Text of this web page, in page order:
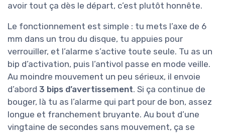
avoir tout ça dès le départ, c’est plutôt honnête.
Le fonctionnement est simple : tu mets l’axe de 6
mm dans un trou du disque, tu appuies pour
verrouiller, et l’alarme s’active toute seule. Tu as un
bip d’activation, puis l’antivol passe en mode veille.
Au moindre mouvement un peu sérieux, il envoie
d’abord 3 bips d’avertissement. Si ça continue de
bouger, là tu as l’alarme qui part pour de bon, assez
longue et franchement bruyante. Au bout d’une
vingtaine de secondes sans mouvement, ça se